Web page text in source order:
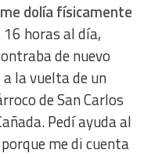
dolía físicamente
horas al día,
de nuevo
la vuelta de un
de San Carlos
Pedí ayuda al
me di cuenta